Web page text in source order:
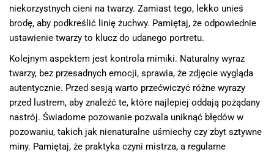
niekorzystnych cieni na twarzy. Zamiast tego, lekko unieś
brodę, aby podkreślić linię żuchwy. Pamiętaj, że odpowiednie
ustawienie twarzy to klucz do udanego portretu.
Kolejnym aspektem jest kontrola mimiki. Naturalny wyraz
twarzy, bez przesadnych emocji, sprawia, że zdjęcie wygląda
autentycznie. Przed sesją warto przećwiczyć różne wyrazy
przed lustrem, aby znaleźć te, które najlepiej oddają pożądany
nastrój. Świadome pozowanie pozwala uniknąć błędów w
pozowaniu, takich jak nienaturalne uśmiechy czy zbyt sztywne
miny. Pamiętaj, że praktyka czyni mistrza, a regularne